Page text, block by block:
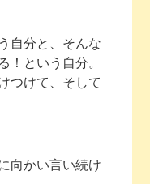
自分と、そんな
！という自分。
つけて、そして
向かい言い続け